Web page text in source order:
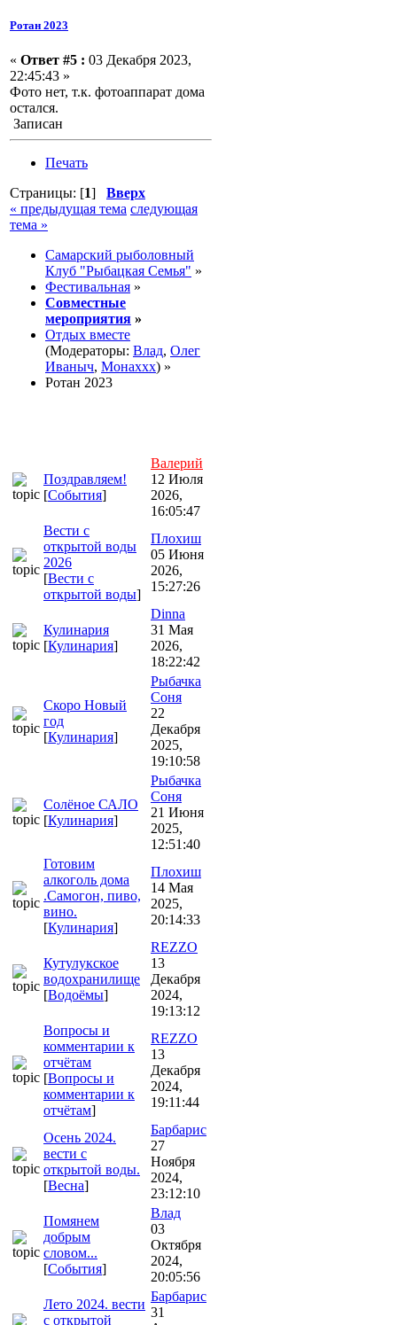
Ротан 2023
« Ответ #5 : 03 Декабря 2023,
22:45:43 »
Фото нет, т.к. фотоаппарат дома
остался.
Записан
Печать
Страницы: [1] Вверх
« предыдущая тема следующая
тема »
Самарский рыболовный
Клуб "Рыбацкая Семья" »
Фестивальная »
Совместные
мероприятия »
Отдых вместе
(Модераторы: Влад, Олег
Иваныч, Монаххх) »
Ротан 2023
Поздравляем!
[События]
Валерий
12 Июля
2026,
16:05:47
Вести с
открытой воды
2026
[Вести с
открытой воды]
Плохиш
05 Июня
2026,
15:27:26
Кулинария
[Кулинария]
Dinna
31 Мая
2026,
18:22:42
Скоро Новый
год
[Кулинария]
Рыбачка
Соня
22
Декабря
2025,
19:10:58
Солёное САЛО
[Кулинария]
Рыбачка
Соня
21 Июня
2025,
12:51:40
Готовим
алкоголь дома
.Самогон, пиво,
вино.
[Кулинария]
Плохиш
14 Мая
2025,
20:14:33
Кутулукское
водохранилище
[Водоёмы]
REZZO
13
Декабря
2024,
19:13:12
Вопросы и
комментарии к
отчётам
[Вопросы и
комментарии к
отчётам]
REZZO
13
Декабря
2024,
19:11:44
Осень 2024.
вести с
открытой воды.
[Весна]
Барбарис
27
Ноября
2024,
23:12:10
Помянем
добрым
словом...
[События]
Влад
03
Октября
2024,
20:05:56
Лето 2024. вести
с открытой
Барбарис
31